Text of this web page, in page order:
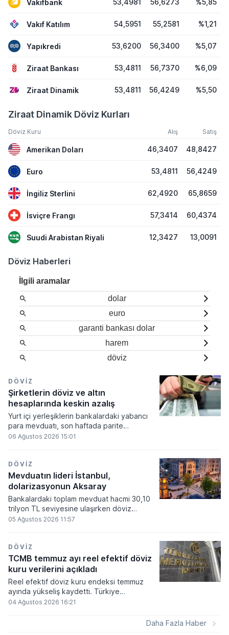
Vakıfbank 53,4981 56,6273 %5,85
Vakıf Katılım 54,5951 55,2581 %1,21
Yapıkredi 53,6200 56,3400 %5,07
Ziraat Bankası 53,4811 56,7370 %6,09
Ziraat Dinamik 53,4811 56,4249 %5,50
Ziraat Dinamik Döviz Kurları
Döviz Kuru Alış Satış
Amerikan Doları 46,3407 48,8427
Euro 53,4811 56,4249
İngiliz Sterlini 62,4920 65,8659
İsviçre Frangı 57,3414 60,4374
Suudi Arabistan Riyali 12,3427 13,0091
Döviz Haberleri
İlgili aramalar
dolar
euro
garanti bankası dolar
harem
döviz
DÖVIZ
Şirketlerin döviz ve altın
hesaplarında keskin azalış
Yurt içi yerleşiklerin bankalardaki yabancı
para mevduatı, son haftada parite
etkisinden arındırılmış verilerle 3 milyar 548
toplam büyüklüğü 223 milyar 80 milyon
dolar seviyesinden 220 milyar 346 milyon
dolar seviyesine indi.
06 Ağustos 2026 15:01
DÖVIZ
Mevduatın lideri İstanbul,
dolarizasyonun Aksaray
Bankalardaki toplam mevduat hacmi 30,10
trilyon TL seviyesine ulaşırken döviz
mevduatlarının illere göre dağılımı netlik
37,92 olarak kaydedilirken İstanbul ve
Ankara gibi büyük metropoller döviz
birikiminde liderliğini sürdürdü.
05 Ağustos 2026 11:57
DÖVIZ
TCMB temmuz ayı reel efektif döviz
kuru verilerini açıkladı
Reel efektif döviz kuru endeksi temmuz
ayında yükseliş kaydetti. Türkiye
Cumhuriyet Merkez Bankası tarafından
04 Ağustos 2026 16:21
Daha Fazla Haber